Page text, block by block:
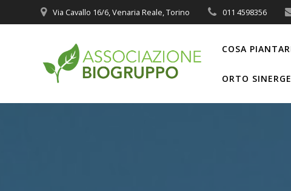
al
Via Cavallo 16/6, Venaria Reale, Torino 011 4598356
COSA
ORTO